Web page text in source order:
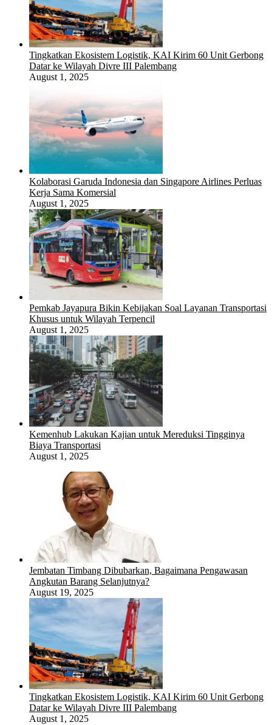
Tingkatkan Ekosistem Logistik, KAI Kirim 60 Unit Gerbong
Datar ke Wilayah Divre III Palembang
August 1, 2025
Kolaborasi Garuda Indonesia dan Singapore Airlines Perluas
Kerja Sama Komersial
August 1, 2025
Pemkab Jayapura Bikin Kebijakan Soal Layanan Transportasi
Khusus untuk Wilayah Terpencil
August 1, 2025
Kemenhub Lakukan Kajian untuk Mereduksi Tingginya
Biaya Transportasi
August 1, 2025
Jembatan Timbang Dibubarkan, Bagaimana Pengawasan
Angkutan Barang Selanjutnya?
August 19, 2025
Tingkatkan Ekosistem Logistik, KAI Kirim 60 Unit Gerbong
Datar ke Wilayah Divre III Palembang
August 1, 2025